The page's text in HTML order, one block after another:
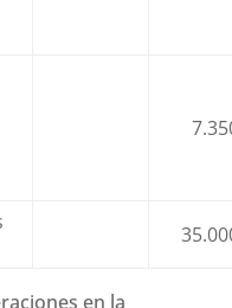
en la